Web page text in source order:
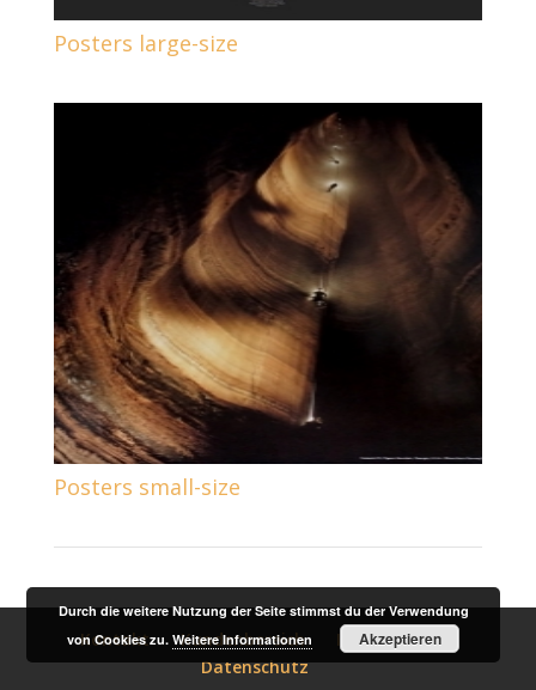
Posters large-size
Posters small-size
Kontakt Kundenbereich
Impressum
Datenschutz
Durch die weitere Nutzung der Seite stimmst du der Verwendung
von Cookies zu.Weitere Informationen Akzeptieren